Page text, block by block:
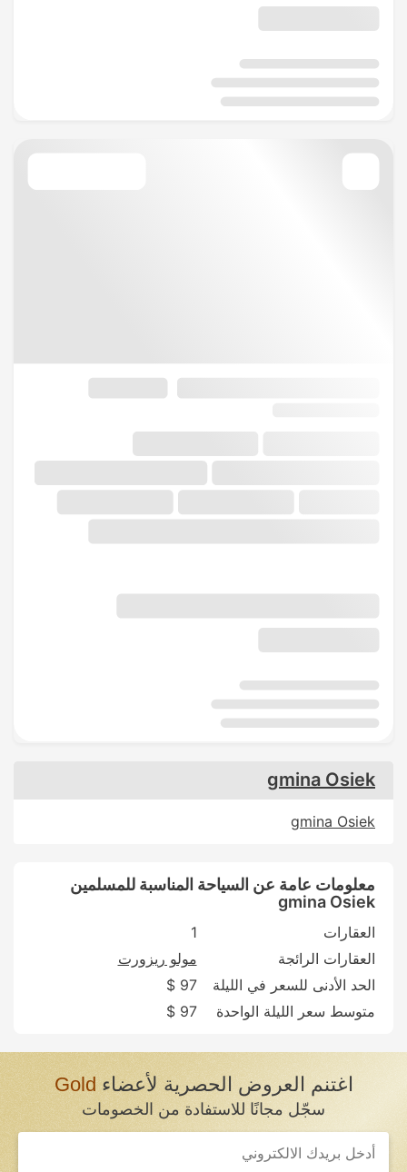
gmina Osiek
gmina Osiek
معلومات عامة عن السياحة المناسبة للمسلمين
gmina Osiek
العقارات
1
العقارات الرائجة
مولو ريزورت
الحد الأدنى للسعر في الليلة
97 $
متوسط سعر الليلة الواحدة
97 $
اغتنم العروض الحصرية لأعضاءGold
سجّل مجانًا للاستفادة من الخصومات